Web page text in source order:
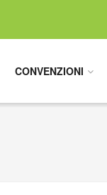
CONVENZIONI